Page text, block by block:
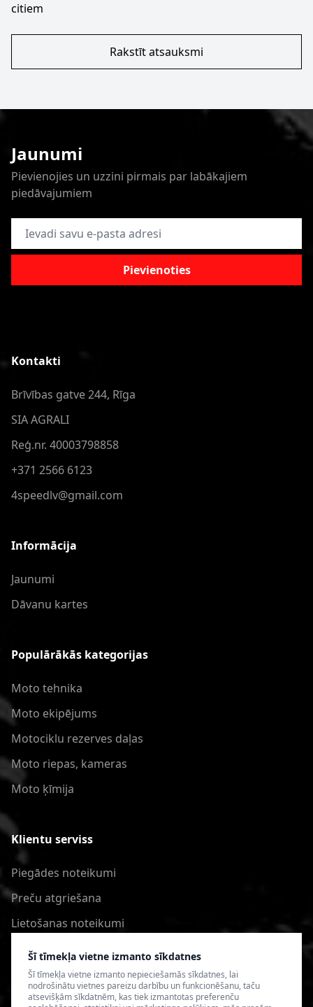
Šī tīmekļa vietne izmanto sīkdatnes
Šī tīmekļa vietne izmanto nepieciešamās sīkdatnes, lai
nodrošinātu vietnes pareizu darbību un funkcionēšanu, taču
atsevišķām sīkdatnēm, kas tiek izmantotas preferenču
citiem
Rakstīt atsauksmi
Jaunumi
Pievienojies un uzzini pirmais par labākajiem
piedāvajumiem
E-pasta adrese
Pievienoties
Kontakti
Brīvības gatve 244, Rīga
SIA AGRALI
Reģ.nr. 40003798858
+371 2566 6123
4speedlv@gmail.com
Informācija
Jaunumi
Dāvanu kartes
Populārākās kategorijas
Moto tehnika
Moto ekipējums
Motociklu rezerves daļas
Moto riepas, kameras
Moto ķīmija
Klientu serviss
Piegādes noteikumi
Preču atgriešana
Lietošanas noteikumi
Privātuma politika